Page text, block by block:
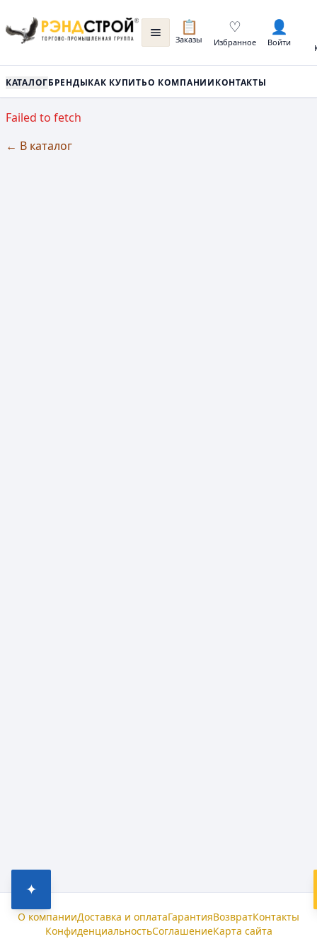
📋
Заказы
♡
Избранное
👤
Войти
КАТАЛОГБРЕНДЫКАК КУПИТЬО КОМПАНИИКОНТАКТЫ
Failed to fetch
← В каталог
✦
О компанииДоставка и оплатаГарантияВозвратКонтакты
КонфиденциальностьСоглашениеКарта сайта